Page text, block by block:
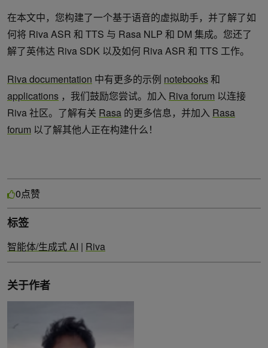
在本文中，您构建了一个基于语音的虚拟助手，并了解了如
何将 Riva ASR 和 TTS 与 Rasa NLP 和 DM 集成。您还了
解了英伟达 Riva SDK 以及如何 Riva ASR 和 TTS 工作。
Riva documentation 中有更多的示例 notebooks和
applications ，我们鼓励您尝试。加入 Riva forum 以连接
Riva 社区。了解有关 Rasa 的更多信息，并加入 Rasa
forum 以了解其他人正在构建什么！
0点赞
标签
智能体/生成式 AI | Riva
关于作者